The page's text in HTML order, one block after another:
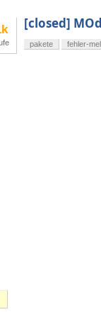
[closed]
pakete fehler-